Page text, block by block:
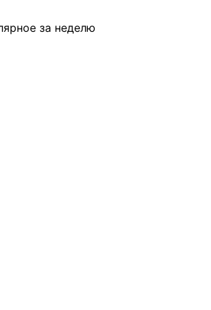
за неделю